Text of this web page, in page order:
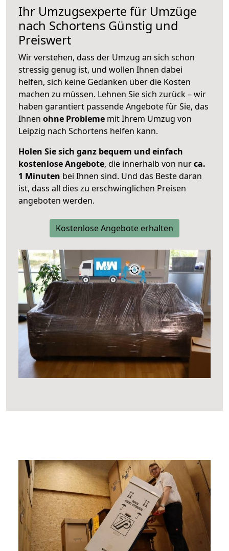
Ihr Umzugsexperte für Umzüge
nach Schortens Günstig und
Preiswert
Wir verstehen, dass der Umzug an sich schon
stressig genug ist, und wollen Ihnen dabei
helfen, sich keine Gedanken über die Kosten
machen zu müssen. Lehnen Sie sich zurück – wir
haben garantiert passende Angebote für Sie, das
Ihnen ohne Probleme mit Ihrem Umzug von
Leipzig nach Schortens helfen kann.
Holen Sie sich ganz bequem und einfach
kostenlose Angebote, die innerhalb von nurca.
1 Minuten bei Ihnen sind. Und das Beste daran
ist, dass all dies zu erschwinglichen Preisen
angeboten werden.
Kostenlose Angebote erhalten